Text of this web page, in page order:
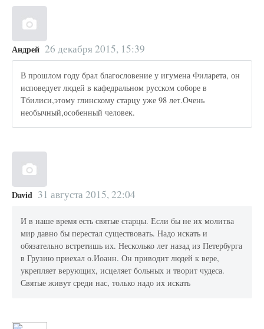
Андрей 26 декабря 2015, 15:39
В прошлом году брал благословение у игумена Филарета, он
исповедует людей в кафедральном русском соборе в
Тбилиси,этому глинскому старцу уже 98 лет.Очень
необычный,особенный человек.
David 31 августа 2015, 22:04
И в наше время есть святые старцы. Если бы не их молитва
мир давно бы перестал существовать. Надо искать и
обязательно встретишь их. Несколько лет назад из Петербурга
в Грузию приехал о.Иоанн. Он приводит людей к вере,
укрепляет верующих, исцеляет больных и творит чудеса.
Святые живут среди нас, только надо их искать